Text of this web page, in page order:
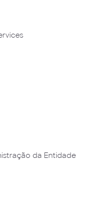
da Entidade